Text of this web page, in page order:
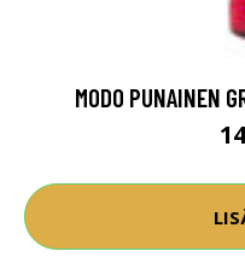
MODO PUNAINEN